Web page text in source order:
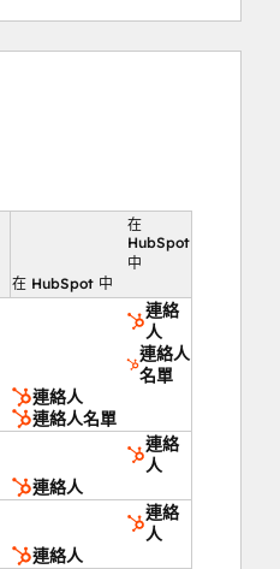
在
HubSpot
中
在 HubSpot 中
連絡
人
連絡人
名單
連絡人
連絡人名單
連絡
人
連絡人
連絡
人
連絡人